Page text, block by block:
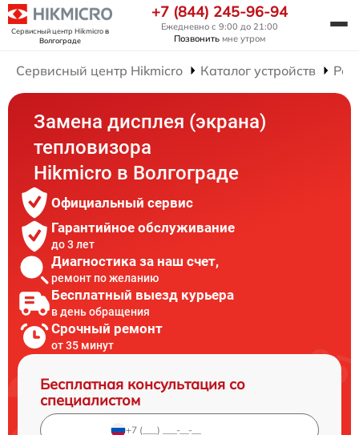
Сервисный центр Hikmicroв
Волгограде
+7 (844) 245-96-94
Ежедневно с 9:00 до 21:00
Позвонить мне утром
Сервисный центр Hikmicro Каталог устройств
Замена дисплея (экрана)
тепловизора
Hikmicro в Волгограде
Официальный сервис
Гарантийное обслуживание
до 3 лет
Диагностика за наш счет,
ремонт по желанию
Бесплатный выезд курьера
в день обращения
Срочный ремонт
от 35 минут
Бесплатная консультация со
специалистом